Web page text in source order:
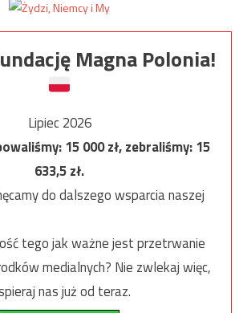
Magna Polonia!
Lipiec 2026
15 000zł, zebraliśmy:15
633,5zł.
do dalszego wsparcia naszej
tego jak ważne jest przetrwanie
medialnych? Nie zwlekaj więc,
nas już od teraz.